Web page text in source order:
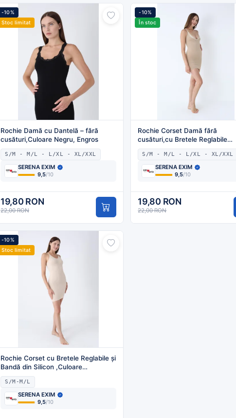
-10%
Stoc limitat
Rochie Damă cu Dantelă – fără
cusături,Culoare Negru, Engros
S/M - M/L - L/XL - XL/XXL
SERENA EXIM
9,5/10
19,80 RON
22,00 RON
-10%
În stoc
Rochie Corset Damă fără
cusături,cu Bretele Reglabile
,Culoare Bej ,Engros
S/M - M/L - L/XL - XL/XXL
SERENA EXIM
9,5/10
19,80 RON
22,00 RON
-10%
Stoc limitat
Rochie Corset cu Bretele Reglabile și
Bandă din Silicon ,Culoare
Bej,Engros
S/M-M/L
SERENA EXIM
9,5/10